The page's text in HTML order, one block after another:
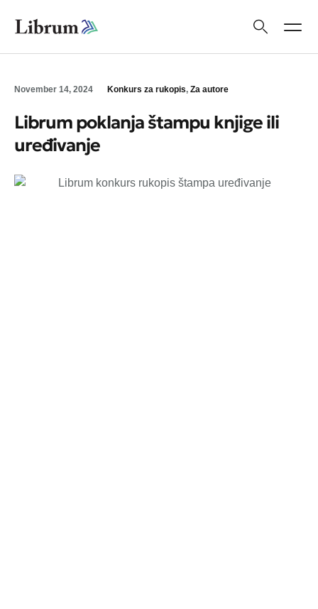
November 14, 2024 Konkurs za rukopis, Za autore
Librum poklanja štampu knjige ili
uređivanje